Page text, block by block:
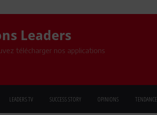
Leaders
télécharger nos applications
LEADERS TV SUCCESS STORY OPINIONS TENDANCE